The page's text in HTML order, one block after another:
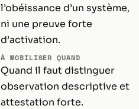
l’obéissance d’un système,
ni une preuve forte
d’activation.
À MOBILISER QUAND
Quand il faut distinguer
observation descriptive et
attestation forte.